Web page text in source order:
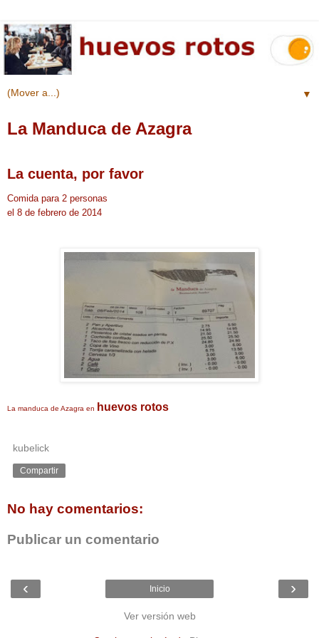
▼
La Manduca de Azagra
La cuenta, por favor
Comida para 2 personas
el 8 de febrero de 2014
La manduca de Azagra en huevos rotos
kubelick
Compartir
No hay comentarios:
Publicar un comentario
‹ ›
Inicio
Ver versión web